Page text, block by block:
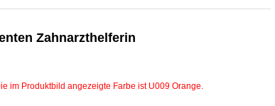
Zahnarzthelferin
im Produktbild angezeigte Farbe ist U009 Orange.